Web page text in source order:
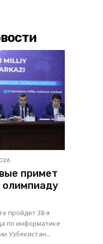
примет
пройдет 38-я
по информатике
Узбекистан...